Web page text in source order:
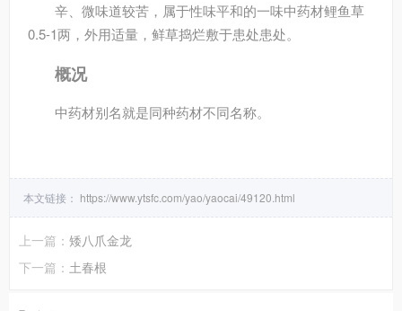
辛、微味道较苦，属于性味平和的一味中药材鲤鱼草
0.5-1两，外用适量，鲜草捣烂敷于患处患处。
概况
中药材别名就是同种药材不同名称。
本文链接： https://www.ytsfc.com/yao/yaocai/49120.html
上一篇： 矮八爪金龙
下一篇： 土春根